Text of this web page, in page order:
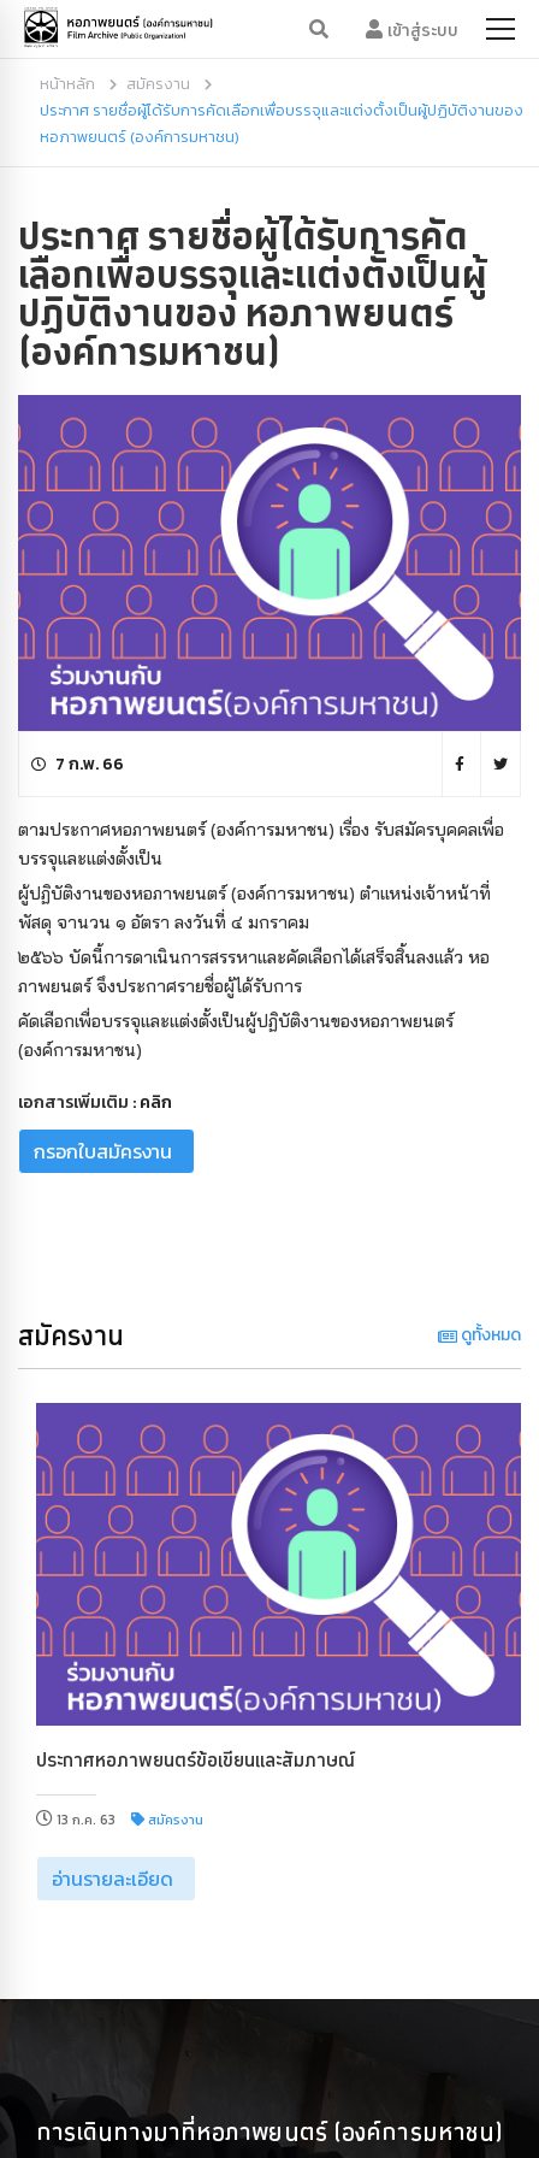
เข้าสู่ระบบ
หน้าหลัก
สมัครงาน
ประกาศ รายชื่อผู้ได้รับการคัดเลือกเพื่อบรรจุและแต่งตั้งเป็นผู้ปฏิบัติงานของ
หอภาพยนตร์ (องค์การมหาชน)
ประกาศ รายชื่อผู้ได้รับการคัด
เลือกเพื่อบรรจุและแต่งตั้งเป็นผู้
ปฏิบัติงานของ หอภาพยนตร์
(องค์การมหาชน)
7 ก.พ. 66
ตามประกาศหอภาพยนตร์ (องค์การมหาชน) เรื่อง รับสมัครบุคคลเพื่อ
บรรจุและแต่งตั้งเป็น
ผู้ปฏิบัติงานของหอภาพยนตร์ (องค์การมหาชน) ตำแหน่งเจ้าหน้าที่
พัสดุ จานวน ๑ อัตรา ลงวันที่ ๔ มกราคม
๒๕๖๖ บัดนี้การดาเนินการสรรหาและคัดเลือกได้เสร็จสิ้นลงแล้ว หอ
ภาพยนตร์ จึงประกาศรายชื่อผู้ได้รับการ
คัดเลือกเพื่อบรรจุและแต่งตั้งเป็นผู้ปฏิบัติงานของหอภาพยนตร์
(องค์การมหาชน)
เอกสารเพิ่มเติม :คลิก
กรอกใบสมัครงาน
สมัครงาน ดูทั้งหมด
ประกาศหอภาพยนตร์ข้อเขียนและสัมภาษณ์
13 ก.ค. 63 สมัครงาน
อ่านรายละเอียด
การเดินทางมาที่หอภาพยนตร์ (องค์การมหาชน)